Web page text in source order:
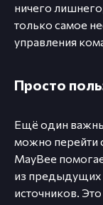
ничего
только самое
управления
Просто
Ещё один
можно перейти
MayBee
из предыдущих
источников.